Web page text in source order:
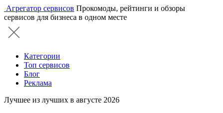
Агрегатор сервисов Прокомоды, рейтинги и обзоры
сервисов для бизнеса в одном месте
Категории
Топ сервисов
Блог
Реклама
Лучшее из лучших в августе 2026